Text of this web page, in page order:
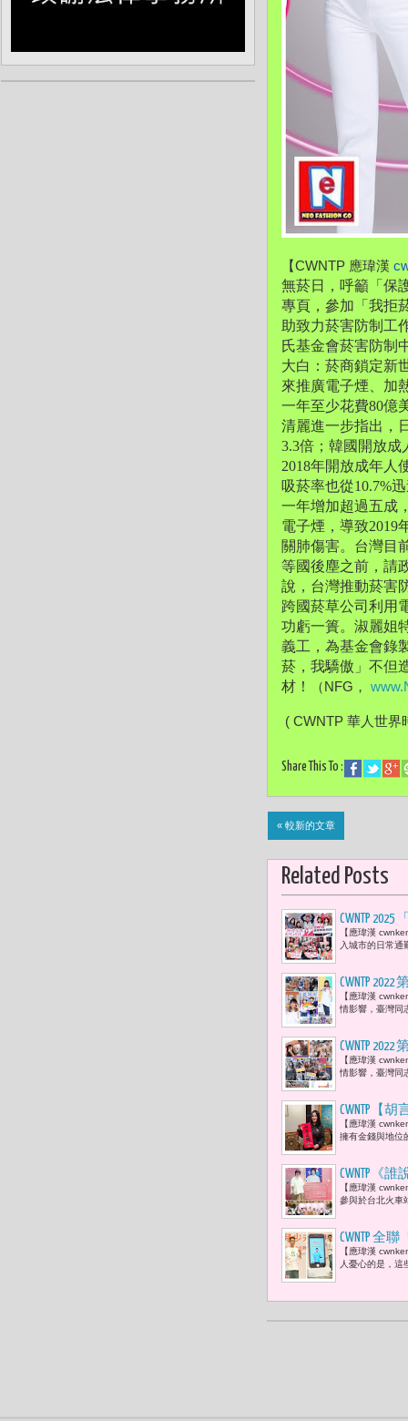
【CWNTP 應瑋漢
無菸日，呼籲「保
專頁，參加「我拒
助致力菸害防制工
氏基金會菸害防制
大白： 菸商鎖定新
來推廣電子煙、 加
一年至少花費80億
清麗進一步指出，
3.3倍；韓國開放成
2018年開放成年人
吸菸率也從10.7%
一年增加超過五成
電子煙， 導致2019
關肺傷害。 台灣目
等國後塵之前， 請
說，台灣推動菸害
跨國菸草公司利用
功虧一簣。 淑麗姐
義工， 為基金會錄
菸，我驕傲」不但
材！
（ NFG，
( CWNTP 華人世界
Share This To :
« 較新的文章
Related Posts
CWNTP
每一站，
【應瑋漢
入城市的日常通
CWNTP
喊出「屈動
【應瑋漢
情影響，臺灣同
CWNTP
工作環境
【應瑋漢
情影響，臺灣同
CWNTP【
找到真正
【應瑋漢
擁有金錢與地位
CWNTP《
發聲
【應瑋漢
參與於台北火車
CWNTP 全
翻轉第一步
【應瑋漢
人憂心的是，這